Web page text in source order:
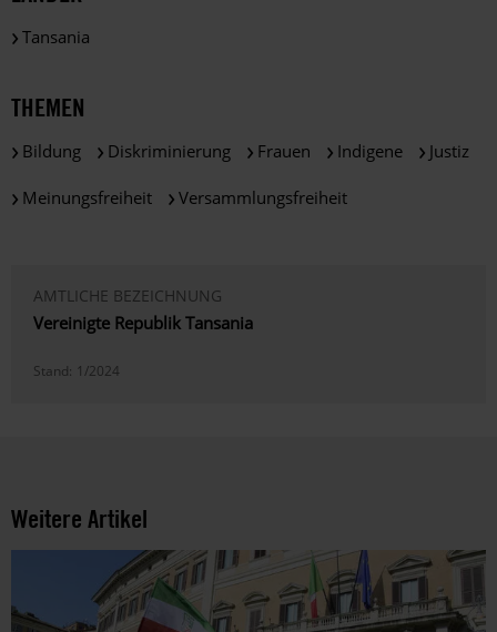
Tansania
THEMEN
Bildung Diskriminierung Frauen Indigene Justiz
Meinungsfreiheit Versammlungsfreiheit
AMTLICHE BEZEICHNUNG
Vereinigte Republik Tansania
Stand: 1/2024
Weitere Artikel